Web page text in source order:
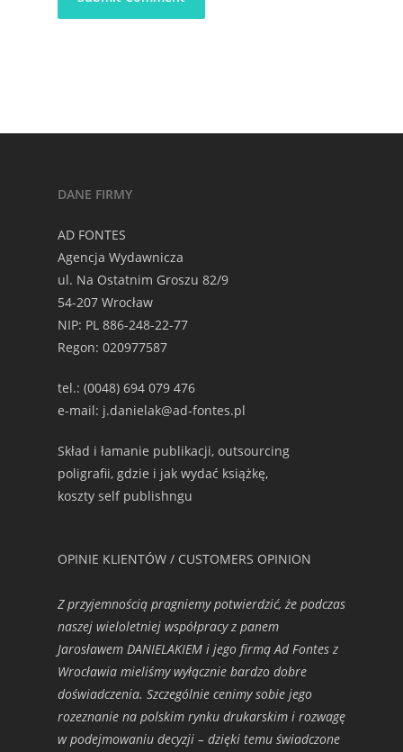
DANE FIRMY
AD FONTES
Agencja Wydawnicza
ul. Na Ostatnim Groszu 82/9
54-207 Wrocław
NIP: PL 886-248-22-77
Regon: 020977587
tel.: (0048) 694 079 476
e-mail: j.danielak@ad-fontes.pl
Skład i łamanie publikacji, outsourcing
poligrafii, gdzie i jak wydać książkę,
koszty self publishngu
OPINIE KLIENTÓW / CUSTOMERS OPINION
Z przyjemnością pragniemy potwierdzić, że podczas
naszej wieloletniej współpracy z panem
Jarosławem DANIELAKIEM i jego firmą Ad Fontes z
Wrocławia mieliśmy wyłącznie bardzo dobre
doświadczenia. Szczególnie cenimy sobie jego
rozeznanie na polskim rynku drukarskim i rozwagę
w podejmowaniu decyzji – dzięki temu świadczone